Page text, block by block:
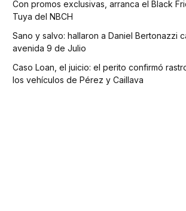
Con promos exclusivas, arranca el Black
Tuya del NBCH
Sano y salvo: hallaron a Daniel Bertonazzi
avenida 9 de Julio
Caso Loan, el juicio: el perito confirmó
los vehículos de Pérez y Caillava